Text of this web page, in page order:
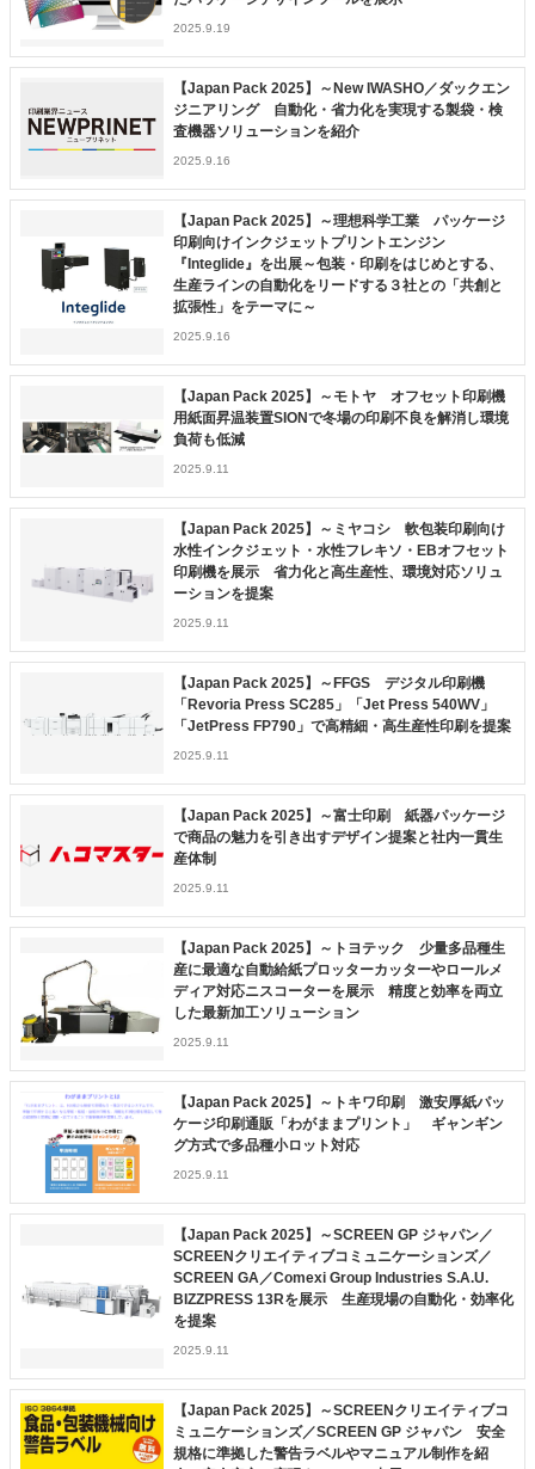
2025.9.19
【Japan Pack 2025】～New IWASHO／ダックエン
ジニアリング 自動化・省力化を実現する製袋・検
査機器ソリューションを紹介
2025.9.16
【Japan Pack 2025】～理想科学工業 パッケージ
印刷向けインクジェットプリントエンジン
『Integlide』を出展～包装・印刷をはじめとする、
生産ラインの自動化をリードする３社との「共創と
拡張性」をテーマに～
2025.9.16
【Japan Pack 2025】～モトヤ オフセット印刷機
用紙面昇温装置SIONで冬場の印刷不良を解消し環境
負荷も低減
2025.9.11
【Japan Pack 2025】～ミヤコシ 軟包装印刷向け
水性インクジェット・水性フレキソ・EBオフセット
印刷機を展示 省力化と高生産性、環境対応ソリュ
ーションを提案
2025.9.11
【Japan Pack 2025】～FFGS デジタル印刷機
「Revoria Press SC285」「Jet Press 540WV」
「JetPress FP790」で高精細・高生産性印刷を提案
2025.9.11
【Japan Pack 2025】～富士印刷 紙器パッケージ
で商品の魅力を引き出すデザイン提案と社内一貫生
産体制
2025.9.11
【Japan Pack 2025】～トヨテック 少量多品種生
産に最適な自動給紙プロッターカッターやロールメ
ディア対応ニスコーターを展示 精度と効率を両立
した最新加工ソリューション
2025.9.11
【Japan Pack 2025】～トキワ印刷 激安厚紙パッ
ケージ印刷通販「わがままプリント」 ギャンギン
グ方式で多品種小ロット対応
2025.9.11
【Japan Pack 2025】～SCREEN GP ジャパン／
SCREENクリエイティブコミュニケーションズ／
SCREEN GA／Comexi Group Industries S.A.U.
BIZZPRESS 13Rを展示 生産現場の自動化・効率化
を提案
2025.9.11
【Japan Pack 2025】～SCREENクリエイティブコ
ミュニケーションズ／SCREEN GP ジャパン 安全
規格に準拠した警告ラベルやマニュアル制作を紹